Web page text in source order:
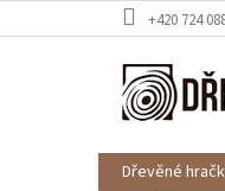
na
+420 724
Dřevěné